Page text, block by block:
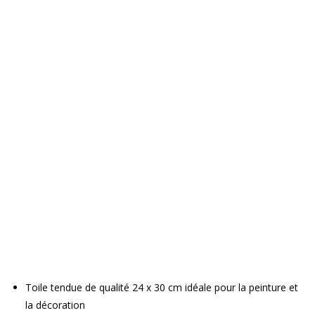
Toile tendue de qualité 24 x 30 cm idéale pour la peinture et
la décoration